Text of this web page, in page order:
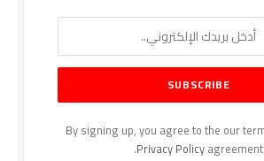
Privacy Policyagreement.